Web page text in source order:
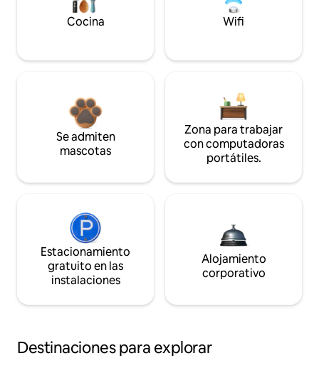
Cocina Wifi
Se admiten
mascotas
Zona para trabajar
con computadoras
portátiles.
Estacionamiento
gratuito en las
instalaciones
Alojamiento
corporativo
Destinaciones para explorar